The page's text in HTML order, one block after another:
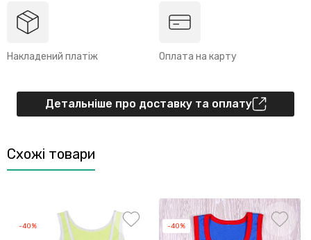
Накладений платіж Оплата на карту
Детальніше про доставку та оплату
Схожі товари
-40% -40%